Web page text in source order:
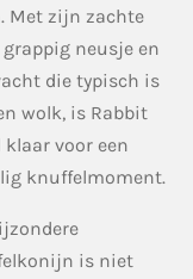
Met zijn zachte
grappig neusje en
die typisch is
wolk, is Rabbit
voor een
knuffelmoment.
is niet